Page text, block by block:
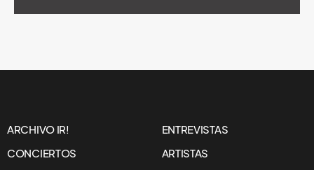
ARCHIVO IR!
ENTREVISTAS
CONCIERTOS
ARTISTAS